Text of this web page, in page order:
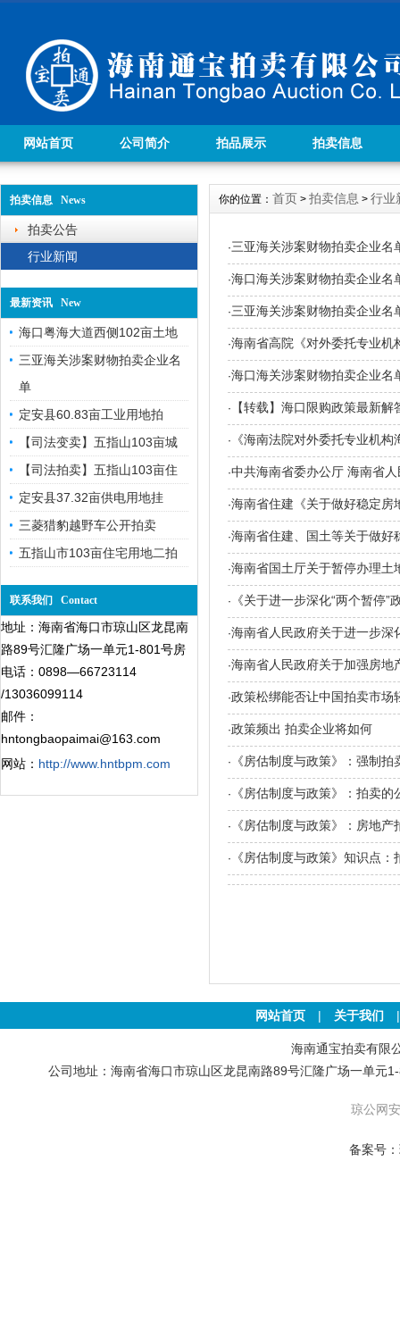
网站首页 公司简介 拍品展示 拍卖信息
拍卖信息 News
拍卖公告
行业新闻
最新资讯 New
海口粤海大道西侧102亩土地
三亚海关涉案财物拍卖企业名
单
定安县60.83亩工业用地拍
【司法变卖】五指山103亩城
【司法拍卖】五指山103亩住
定安县37.32亩供电用地挂
三菱猎豹越野车公开拍卖
五指山市103亩住宅用地二拍
联系我们 Contact
地址：海南省海口市琼山区龙昆南
路89号汇隆广场一单元1-801号房
电话：0898—66723114
/13036099114
邮件：
hntongbaopaimai@163.com
网站： http://www.hntbpm.com
你的位置： 首页 > 拍卖信息 > 行业
·三亚海关涉案财物拍卖企业名
·海口海关涉案财物拍卖企业名
·三亚海关涉案财物拍卖企业名
·海南省高院《对外委托专业机
·海口海关涉案财物拍卖企业名
· 【转载】海口限购政策最新
· 《海南法院对外委托专业机
·中共海南省委办公厅 海南省
·海南省住建《关于做好稳定
·海南省住建、国土等关于做
·海南省国土厅关于暂停办理
· 《关于进一步深化“两个暂停
·海南省人民政府关于进一步深
·海南省人民政府关于加强房
·政策松绑能否让中国拍卖市场
·政策频出 拍卖企业将如何
· 《房估制度与政策》：强制拍
· 《房估制度与政策》：拍卖的
· 《房估制度与政策》：房地
· 《房估制度与政策》知识点：
网站首页 | 关于我们
海南通宝拍卖有限
公司地址：海南省海口市琼山区龙昆南路89号汇隆广场一单
琼公网
备案号